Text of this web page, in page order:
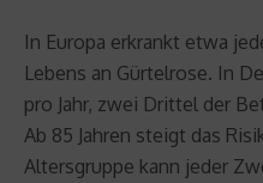
In Europa erkrankt etwa
Lebens an Gürtelrose. In
pro Jahr, zwei Drittel der
Ab 85 Jahren steigt das
Altersgruppe kann jeder